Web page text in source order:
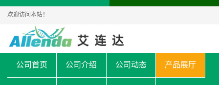
欢迎访问本站！
公司首页 公司介绍 公司动态 产品展厅